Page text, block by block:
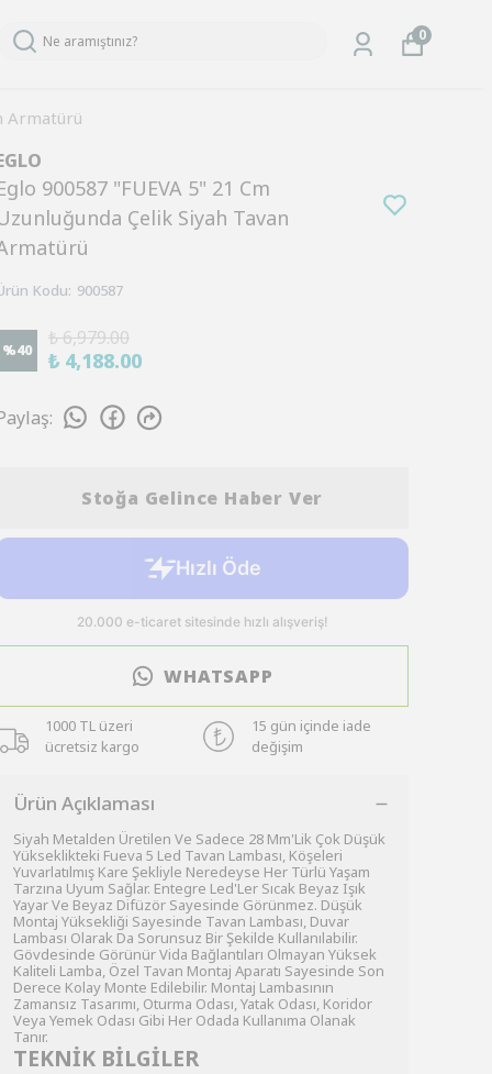
0
Armatürü
900587 "FUEVA 5" 21 Cm
Çelik Siyah Tavan
Kodu: 900587
%40
₺ 6,979.00
₺ 4,188.00
:
Stoğa Gelince Haber Ver
WHATSAPP
1000 TL üzeri
ücretsiz kargo
15 gün içinde iade
değişim
Ürün Açıklaması
Siyah Metalden Üretilen Ve Sadece 28 Mm'Lik Çok Düşük
Yükseklikteki Fueva 5 Led Tavan Lambası, Köşeleri
Yuvarlatılmış Kare Şekliyle Neredeyse Her Türlü Yaşam
Tarzına Uyum Sağlar. Entegre Led'Ler Sıcak Beyaz Işık
Yayar Ve Beyaz Difüzör Sayesinde Görünmez. Düşük
Montaj Yüksekliği Sayesinde Tavan Lambası, Duvar
Lambası Olarak Da Sorunsuz Bir Şekilde Kullanılabilir.
Gövdesinde Görünür Vida Bağlantıları Olmayan Yüksek
Kaliteli Lamba, Özel Tavan Montaj Aparatı Sayesinde Son
Derece Kolay Monte Edilebilir. Montaj Lambasının
Zamansız Tasarımı, Oturma Odası, Yatak Odası, Koridor
Veya Yemek Odası Gibi Her Odada Kullanıma Olanak
Tanır.
TEKNİK BİLGİLER